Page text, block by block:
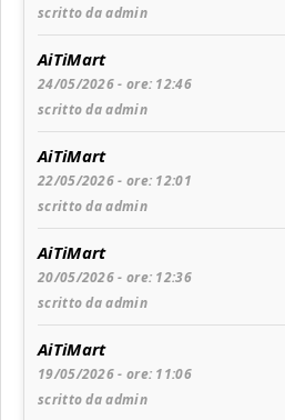
scritto da admin
AiTiMart
24/05/2026 - ore: 12:46
scritto da admin
AiTiMart
22/05/2026 - ore: 12:01
scritto da admin
AiTiMart
20/05/2026 - ore: 12:36
scritto da admin
AiTiMart
19/05/2026 - ore: 11:06
scritto da admin